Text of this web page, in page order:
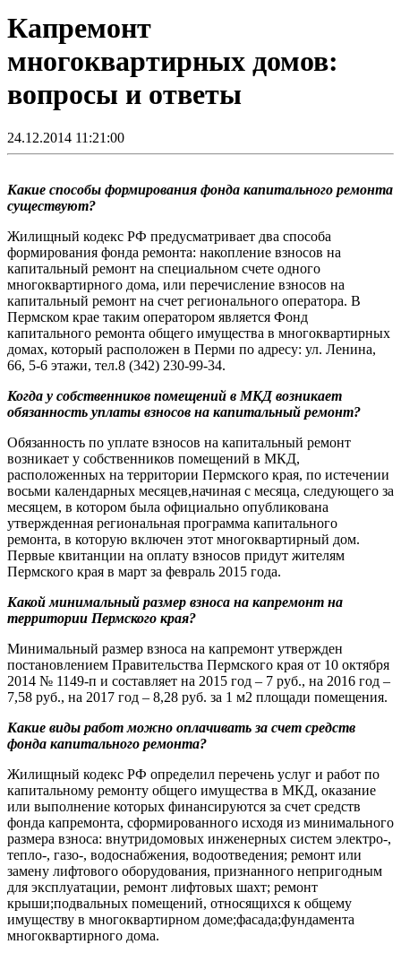
Капремонт
многоквартирных домов:
вопросы и ответы
24.12.2014 11:21:00
Какие способы формирования фонда капитального ремонта
существуют?
Жилищный кодекс РФ предусматривает два способа
формирования фонда ремонта: накопление взносов на
капитальный ремонт на специальном счете одного
многоквартирного дома, или перечисление взносов на
капитальный ремонт на счет регионального оператора. В
Пермском крае таким оператором является Фонд
капитального ремонта общего имущества в многоквартирных
домах, который расположен в Перми по адресу: ул. Ленина,
66, 5-6 этажи, тел.8 (342) 230-99-34.
Когда у собственников помещений в МКД возникает
обязанность уплаты взносов на капитальный ремонт?
Обязанность по уплате взносов на капитальный ремонт
возникает у собственников помещений в МКД,
расположенных на территории Пермского края, по истечении
восьми календарных месяцев,начиная с месяца, следующего за
месяцем, в котором была официально опубликована
утвержденная региональная программа капитального
ремонта, в которую включен этот многоквартирный дом.
Первые квитанции на оплату взносов придут жителям
Пермского края в март за февраль 2015 года.
Какой минимальный размер взноса на капремонт на
территории Пермского края?
Минимальный размер взноса на капремонт утвержден
постановлением Правительства Пермского края от 10 октября
2014 № 1149-п и составляет на 2015 год – 7 руб., на 2016 год –
7,58 руб., на 2017 год – 8,28 руб. за 1 м2 площади помещения.
Какие виды работ можно оплачивать за счет средств
фонда капитального ремонта?
Жилищный кодекс РФ определил перечень услуг и работ по
капитальному ремонту общего имущества в МКД, оказание
или выполнение которых финансируются за счет средств
фонда капремонта, сформированного исходя из минимального
размера взноса: внутридомовых инженерных систем электро-,
тепло-, газо-, водоснабжения, водоотведения; ремонт или
замену лифтового оборудования, признанного непригодным
для эксплуатации, ремонт лифтовых шахт; ремонт
крыши;подвальных помещений, относящихся к общему
имуществу в многоквартирном доме;фасада;фундамента
многоквартирного дома.